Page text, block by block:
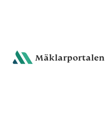
Mäklarportalen